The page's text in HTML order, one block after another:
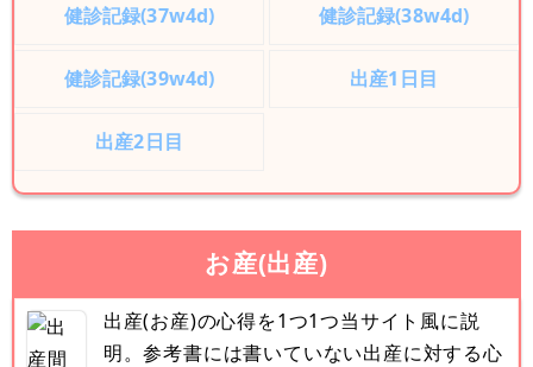
健診記録(37w4d) 健診記録(38w4d)
健診記録(39w4d) 出産1日目
出産2日目
お産(出産)
出産(お産)の心得を1つ1つ当サイト風に説
明。参考書には書いていない出産に対する心